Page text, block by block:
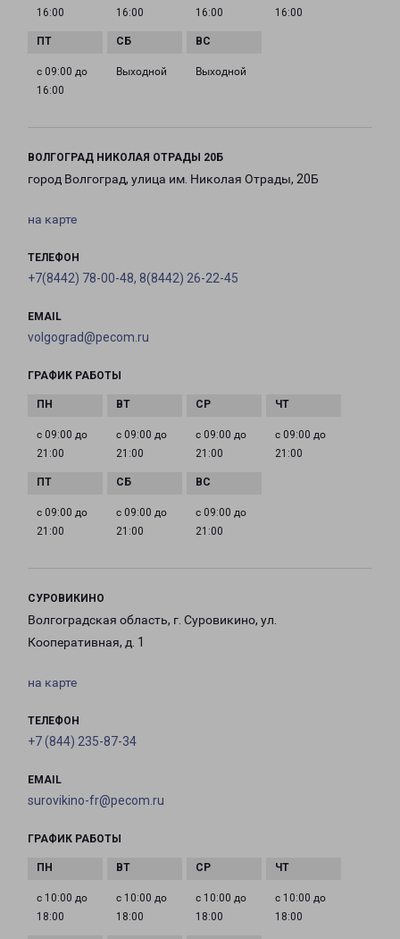
16:00
16:00
16:00
16:00
с 09:00 до
16:00
Выходной Выходной
ВОЛГОГРАД НИКОЛАЯ ОТРАДЫ 20Б
город Волгоград, улица им. Николая Отрады, 20Б
на карте
ТЕЛЕФОН
+7(8442) 78-00-48, 8(8442) 26-22-45
EMAIL
volgograd@pecom.ru
ГРАФИК РАБОТЫ
с 09:00 до
21:00
с 09:00 до
21:00
с 09:00 до
21:00
с 09:00 до
21:00
с 09:00 до
21:00
с 09:00 до
21:00
с 09:00 до
21:00
СУРОВИКИНО
Волгоградская область, г. Суровикино, ул.
Кооперативная, д. 1
на карте
ТЕЛЕФОН
+7 (844) 235-87-34
EMAIL
surovikino-fr@pecom.ru
ГРАФИК РАБОТЫ
с 10:00 до
18:00
с 10:00 до
18:00
с 10:00 до
18:00
с 10:00 до
18:00